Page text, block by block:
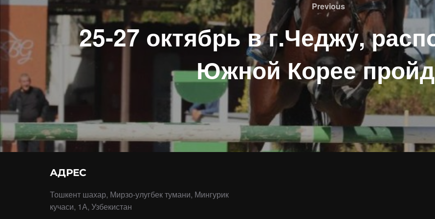
Previous
Previous
25-27 октябрь в г.Чеджу,
Южной Корее
АДРЕС
Тошкент шахар, Мирзо-улугбек тумани, Мингурик
кучаси, 1А, Узбекистан